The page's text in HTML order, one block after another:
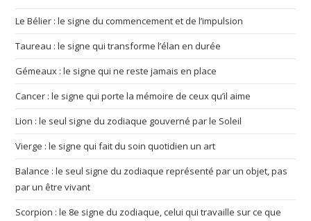
Le Bélier : le signe du commencement et de l’impulsion
Taureau : le signe qui transforme l’élan en durée
Gémeaux : le signe qui ne reste jamais en place
Cancer : le signe qui porte la mémoire de ceux qu’il aime
Lion : le seul signe du zodiaque gouverné par le Soleil
Vierge : le signe qui fait du soin quotidien un art
Balance : le seul signe du zodiaque représenté par un objet, pas
par un être vivant
Scorpion : le 8e signe du zodiaque, celui qui travaille sur ce que